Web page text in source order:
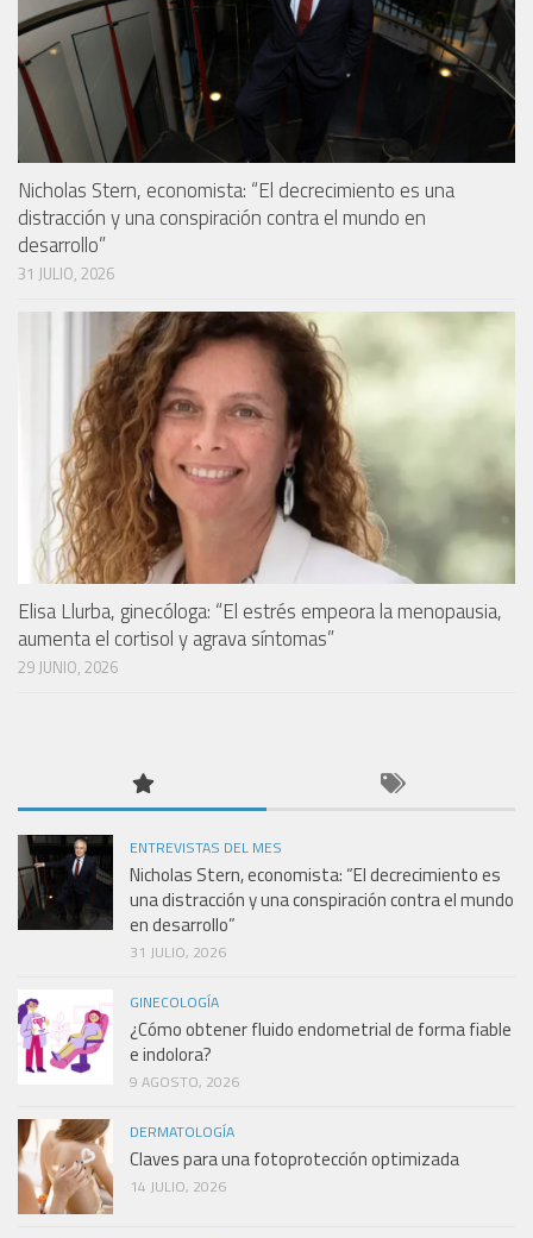
Nicholas Stern, economista: “El decrecimiento es una
distracción y una conspiración contra el mundo en
desarrollo”
31 JULIO, 2026
Elisa Llurba, ginecóloga: “El estrés empeora la menopausia,
aumenta el cortisol y agrava síntomas”
29 JUNIO, 2026
ENTREVISTAS DEL MES
Nicholas Stern, economista: “El decrecimiento es
una distracción y una conspiración contra el mundo
en desarrollo”
31 JULIO, 2026
GINECOLOGÍA
¿Cómo obtener fluido endometrial de forma fiable
e indolora?
9 AGOSTO, 2026
DERMATOLOGÍA
Claves para una fotoprotección optimizada
14 JULIO, 2026